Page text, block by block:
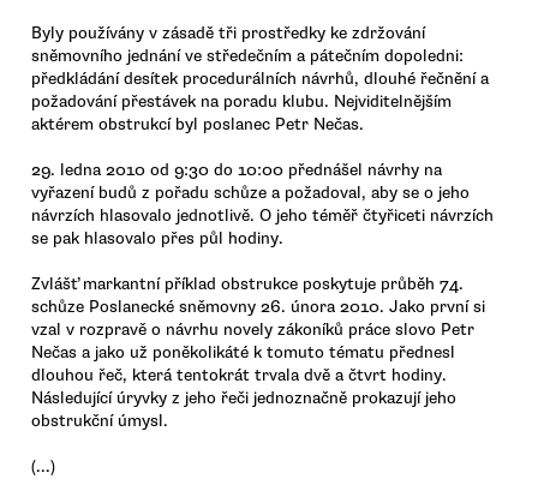
Byly používány v zásadě tři prostředky ke zdržování
sněmovního jednání ve středečním a pátečním dopoledni:
předkládání desítek procedurálních návrhů, dlouhé řečnění a
požadování přestávek na poradu klubu. Nejviditelnějším
aktérem obstrukcí byl poslanec Petr Nečas.
29. ledna 2010 od 9:30 do 10:00 přednášel návrhy na
vyřazení budů z pořadu schůze a požadoval, aby se o jeho
návrzích hlasovalo jednotlivě. O jeho téměř čtyřiceti návrzích
se pak hlasovalo přes půl hodiny.
Zvlášť markantní příklad obstrukce poskytuje průběh 74.
schůze Poslanecké sněmovny 26. února 2010. Jako první si
vzal v rozpravě o návrhu novely zákoníků práce slovo Petr
Nečas a jako už poněkolikáté k tomuto tématu přednesl
dlouhou řeč, která tentokrát trvala dvě a čtvrt hodiny.
Následující úryvky z jeho řeči jednoznačně prokazují jeho
obstrukční úmysl.
(...)